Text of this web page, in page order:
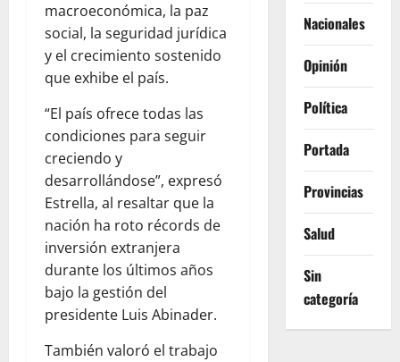
macroeconómica, la paz
social, la seguridad jurídica
y el crecimiento sostenido
que exhibe el país.
“El país ofrece todas las
condiciones para seguir
creciendo y
desarrollándose”, expresó
Estrella, al resaltar que la
nación ha roto récords de
inversión extranjera
durante los últimos años
bajo la gestión del
presidente Luis Abinader.
También valoró el trabajo
Nacionales
Opinión
Política
Portada
Provincias
Salud
Sin
categoría